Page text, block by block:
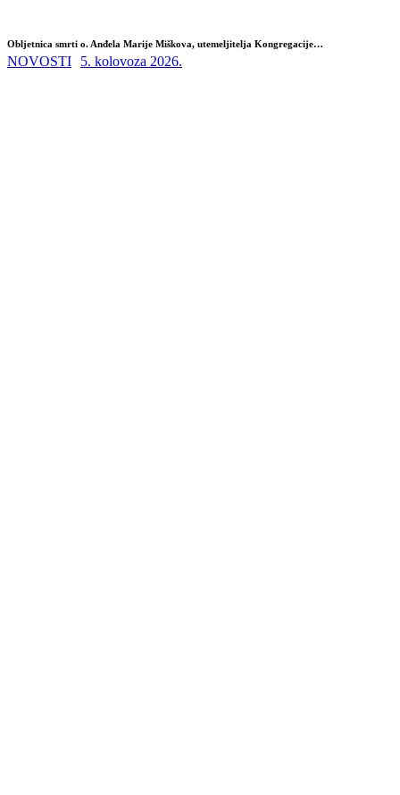
Obljetnica smrti o. Anđela Marije Miškova, utemeljitelja Kongregacije…
NOVOSTI 5. kolovoza 2026.